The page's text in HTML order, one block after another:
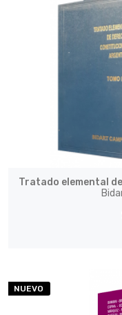
Tratado elemental
NUEVO